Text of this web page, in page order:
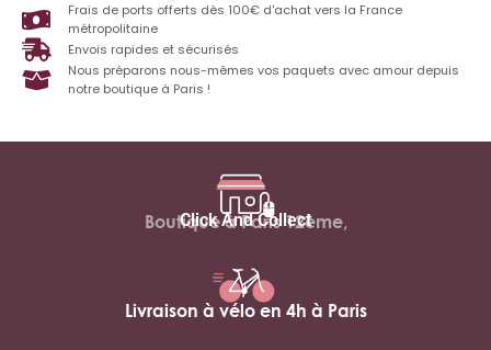
Frais de ports offerts dès 100€ d'achat vers la France
métropolitaine
Envois rapides et sécurisés
Nous préparons nous-mêmes vos paquets avec amour depuis
notre boutique à Paris !
Click And Collect
Boutique à Paris 12ème,
Livraison à vélo en 4h à Paris